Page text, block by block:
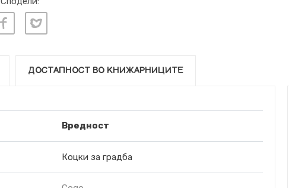
ДОСТАПНОСТ ВО КНИЖАРНИЦИТЕ
Вредност
Коцки за градба